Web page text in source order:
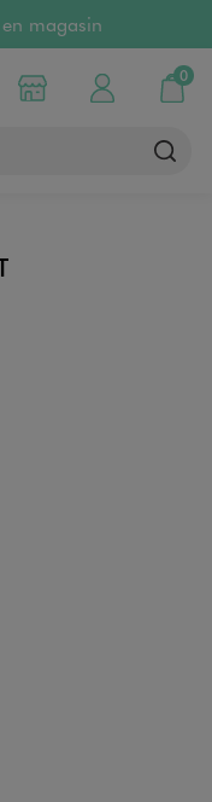
en magasin
Choisir mon magasin
Mon compte
0
Mon